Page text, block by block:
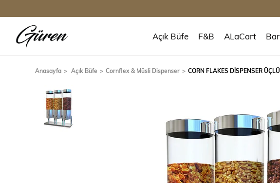
Açık Büfe F&B ALaCart Bar
Anasayfa Açık Büfe Cornflex & Müsli Dispenser CORN FLAKES DİSPENSER ÜÇLÜ